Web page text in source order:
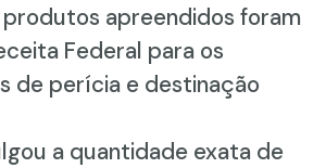
apreendidos foram
Federal para os
de perícia e destinação
a quantidade exata de